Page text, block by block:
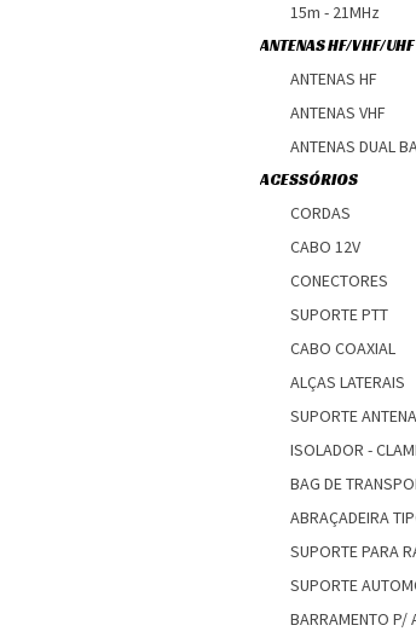
15m - 21MHz
ANTENAS HF/VHF/UHF
ANTENAS HF
ANTENAS VHF
ANTENAS DUAL
ACESSÓRIOS
CORDAS
CABO 12V
CONECTORES
SUPORTE PTT
CABO COAXIAL
ALÇAS LATERAIS
SUPORTE
ISOLADOR -
BAG DE
ABRAÇADEIRA
SUPORTE PARA
SUPORTE
BARRAMENTO P/